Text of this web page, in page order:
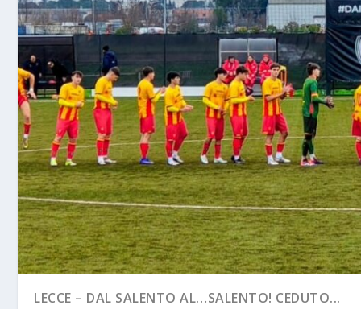
LECCE – DAL SALENTO AL…SALENTO! CEDUTO...